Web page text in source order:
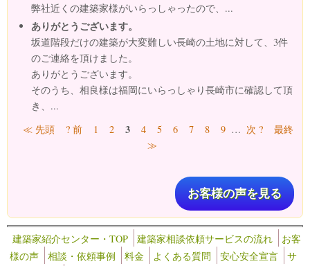
弊社近くの建築家様がいらっしゃったので、...
ありがとうございます。
坂道階段だけの建築が大変難しい長崎の土地に対して、3件
のご連絡を頂けました。
ありがとうございます。
そのうち、相良様は福岡にいらっしゃり長崎市に確認して頂
き、...
ページ
≪ 先頭 ? 前 1 2 3 4 5 6 7 8 9 … 次 ?
最終
≫
お客様の声を見る
建築家紹介センター・TOP 建築家相談依頼サービスの流れ
お客
様の声
相談・依頼事例 料金 よくある質問 安心安全宣言
サ